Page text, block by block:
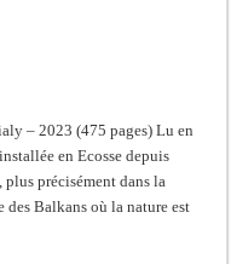
– 2023 (475 pages) Lu en
en Ecosse depuis
plus précisément dans la
des Balkans où la nature est